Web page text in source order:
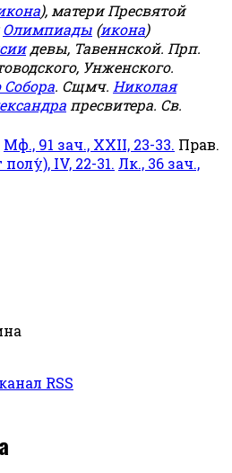
), матери Пресвятой
Олимпиады (икона)
девы, Тавеннской. Прп.
Унженского.
Собора. Сщмч. Николая
пресвитера. Св.
Мф., 91 зач., XXII, 23-33. Прав.
полу́), IV, 22-31. Лк., 36 зач.,
RSS